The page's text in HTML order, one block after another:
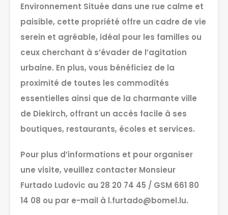
Environnement Située dans une rue calme et
paisible, cette propriété offre un cadre de vie
serein et agréable, idéal pour les familles ou
ceux cherchant à s’évader de l’agitation
urbaine. En plus, vous bénéficiez de la
proximité de toutes les commodités
essentielles ainsi que de la charmante ville
de Diekirch, offrant un accès facile à ses
boutiques, restaurants, écoles et services.
Pour plus d’informations et pour organiser
une visite, veuillez contacter Monsieur
Furtado Ludovic au 28 20 74 45 / GSM 661 80
14 08 ou par e-mail à l.furtado@bomel.lu.